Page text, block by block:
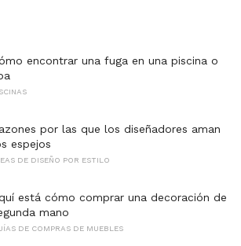
encontrar una fuga en una piscina o
por las que los diseñadores aman
espejos
DE DISEÑO POR ESTILO
está cómo comprar una decoración de
mano
DE COMPRAS DE MUEBLES